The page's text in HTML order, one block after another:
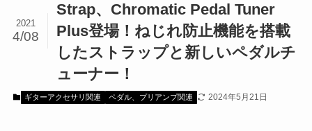
Strap、Chromatic Pedal Tuner
Plus登場！ねじれ防止機能を搭載
したストラップと新しいペダルチ
ューナー！
2021
4/08
ギターアクセサリ関連 ペダル、プリアンプ関連 2024年5月21日